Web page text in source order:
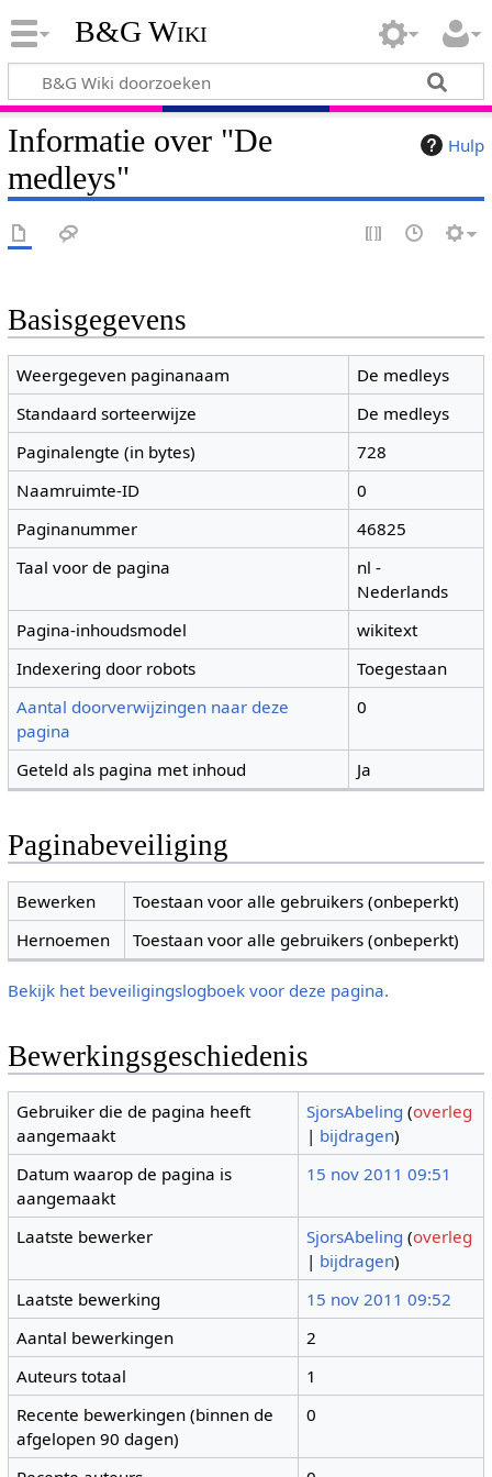
B&G Wiki
Hulp
Informatie over "De
medleys"
Basisgegevens
Weergegeven paginanaam
De medleys
Standaard sorteerwijze
De medleys
Paginalengte (in bytes)
728
Naamruimte-ID
0
Paginanummer
46825
Taal voor de pagina
nl -
Nederlands
Pagina-inhoudsmodel
wikitext
Indexering door robots
Toegestaan
Aantal doorverwijzingen naar deze
pagina
0
Geteld als pagina met inhoud Ja
Paginabeveiliging
Bewerken
Toestaan voor alle gebruikers (onbeperkt)
Hernoemen
Toestaan voor alle gebruikers (onbeperkt)
Bekijk het beveiligingslogboek voor deze pagina.
Bewerkingsgeschiedenis
Gebruiker die de pagina heeft
aangemaakt
SjorsAbeling (overleg
| bijdragen)
Datum waarop de pagina is
aangemaakt
15 nov 2011 09:51
Laatste bewerker SjorsAbeling (overleg
| bijdragen)
Laatste bewerking
15 nov 2011 09:52
Aantal bewerkingen
2
Auteurs totaal
1
Recente bewerkingen (binnen de
afgelopen 90 dagen)
0